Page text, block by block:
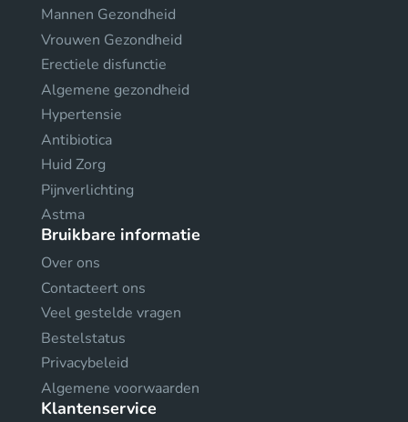
Mannen Gezondheid
Vrouwen Gezondheid
Erectiele disfunctie
Algemene gezondheid
Hypertensie
Antibiotica
Huid Zorg
Pijnverlichting
Astma
Bruikbare informatie
Over ons
Contacteert ons
Veel gestelde vragen
Bestelstatus
Privacybeleid
Algemene voorwaarden
Klantenservice